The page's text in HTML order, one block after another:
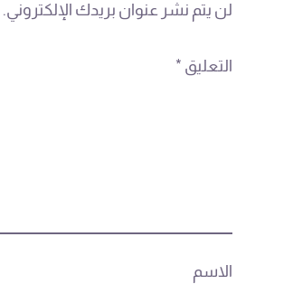
لن يتم نشر عنوان بريدك الإلكتروني.
التعليق *
الاسم